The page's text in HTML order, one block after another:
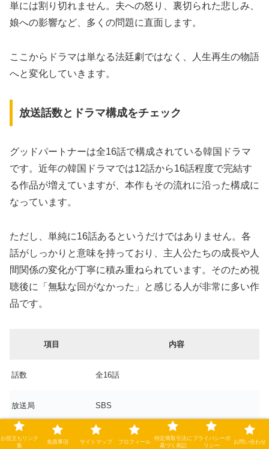
単には割り切れません。夫への怒り、裏切られた悲しみ、
娘への影響など、多くの問題に直面します。
ここからドラマは単なる法廷劇ではなく、人生再生の物語
へと変化していきます。
放送話数とドラマ構成をチェック
グッドパートナーは全16話で構成されている韓国ドラマ
です。近年の韓国ドラマでは12話から16話程度で完結す
る作品が増えていますが、本作もその流れに沿った構成に
なっています。
ただし、単純に16話あるというだけではありません。各
話がしっかりと意味を持っており、主人公たちの成長や人
間関係の変化が丁寧に積み重ねられています。そのため視
聴後に「無駄な回がなかった」と感じる人が非常に多い作
品です。
項目 内容
話数 全16話
放送局 SBS
放送期間 2024年7月〜9月
お役立ちリンク
集
免責事項 サイトマップ プロフィール
特定商取引法に
基づく表記
プライバシーポ
リシー
お問い合わせ